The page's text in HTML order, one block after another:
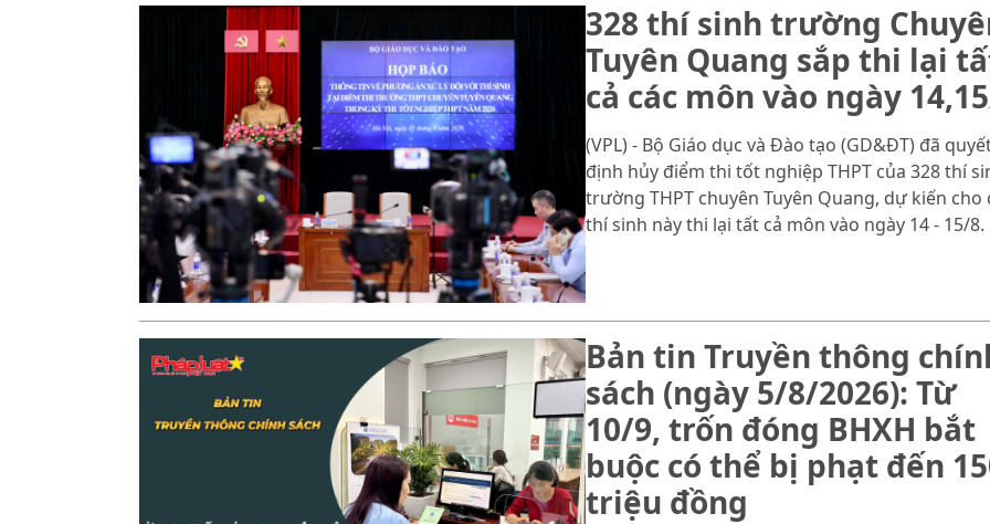
328 thí sinh trường
Tuyên Quang sắp thi lại
cả các môn vào ngày
(VPL) - Bộ Giáo dục và Đào tạo (GD&ĐT) đã
định hủy điểm thi tốt nghiệp THPT của 328 thí
trường THPT chuyên Tuyên Quang, dự kiến cho
thí sinh này thi lại tất cả môn vào ngày 14 - 15/8.
Bản tin Truyền thông
sách (ngày 5/8/2026): Từ
10/9, trốn đóng BHXH bắt
buộc có thể bị phạt đến
triệu đồng